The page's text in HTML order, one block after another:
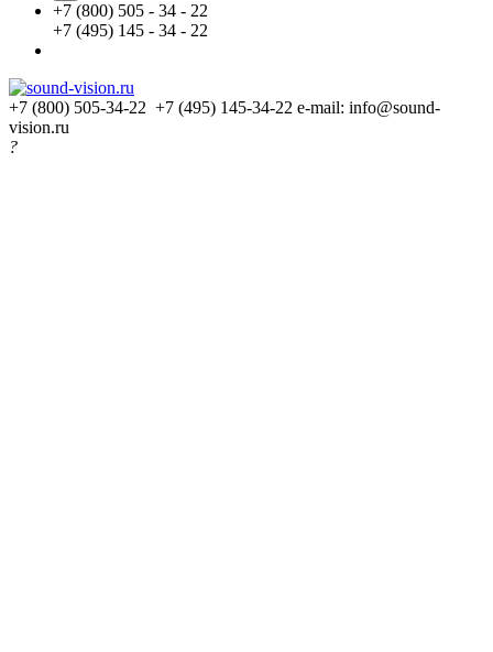
+7 (800) 505 - 34 - 22
+7 (495) 145 - 34 - 22
+7 (800) 505-34-22 +7 (495) 145-34-22 e-mail: info@sound-
vision.ru
?